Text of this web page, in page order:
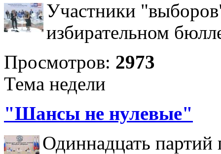
Участники
избирательном
Просмотров: 2973
Тема недели
"Шансы не нулевые"
Одиннадцать партий